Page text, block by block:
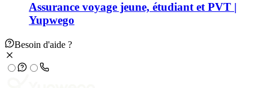
Assurance voyage jeune, étudiant et PVT |
Yupwego
Besoin d'aide ?